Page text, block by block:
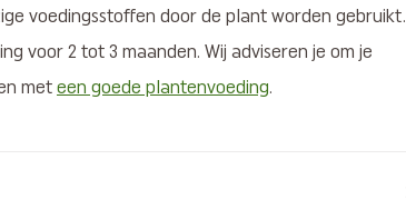
voedingsstoffen door de plant worden gebruikt.
voor 2 tot 3 maanden. Wij adviseren je om je
met een goede plantenvoeding.